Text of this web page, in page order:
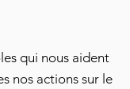
qui nous aident
nos actions sur le